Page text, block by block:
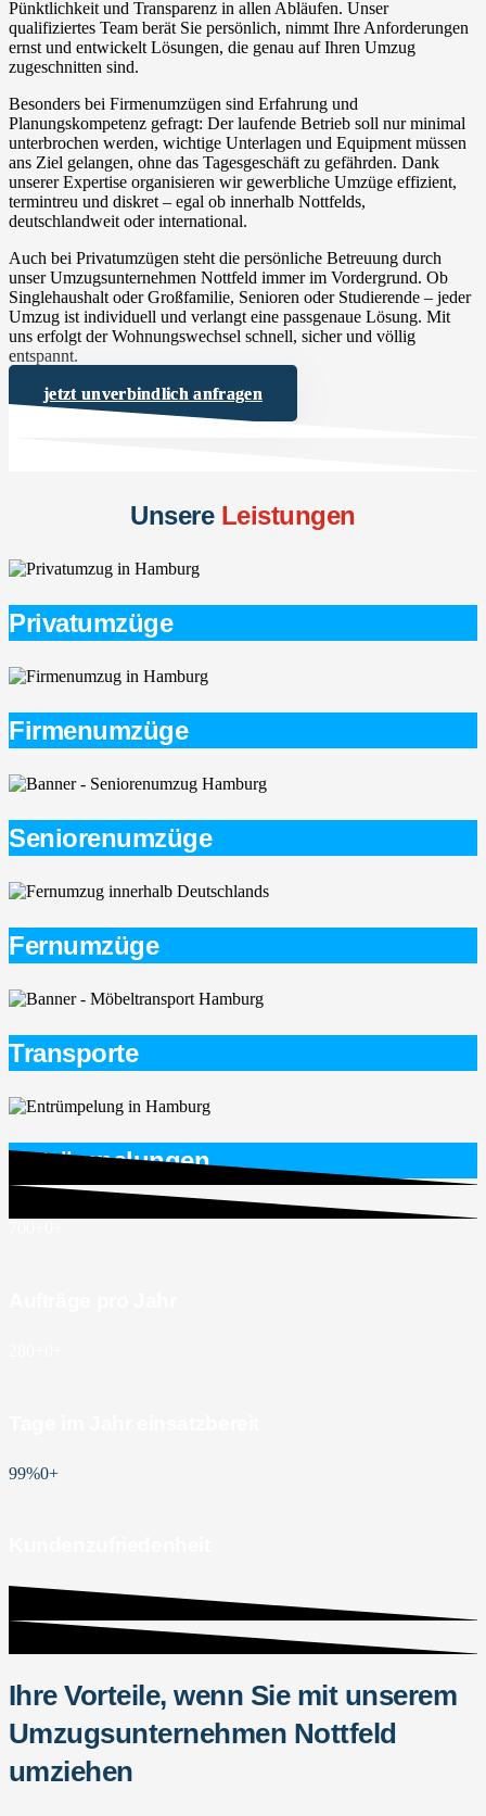
Pünktlichkeit und Transparenz in allen Abläufen. Unser
qualifiziertes Team berät Sie persönlich, nimmt Ihre Anforderungen
ernst und entwickelt Lösungen, die genau auf Ihren Umzug
zugeschnitten sind.
Besonders bei Firmenumzügen sind Erfahrung und
Planungskompetenz gefragt: Der laufende Betrieb soll nur minimal
unterbrochen werden, wichtige Unterlagen und Equipment müssen
ans Ziel gelangen, ohne das Tagesgeschäft zu gefährden. Dank
unserer Expertise organisieren wir gewerbliche Umzüge effizient,
termintreu und diskret – egal ob innerhalb Nottfelds,
deutschlandweit oder international.
Auch bei Privatumzügen steht die persönliche Betreuung durch
unser Umzugsunternehmen Nottfeld immer im Vordergrund. Ob
Singlehaushalt oder Großfamilie, Senioren oder Studierende – jeder
Umzug ist individuell und verlangt eine passgenaue Lösung. Mit
uns erfolgt der Wohnungswechsel schnell, sicher und völlig
entspannt.
jetzt unverbindlich anfragen
UnsereLeistungen
Privatumzüge
Firmenumzüge
Seniorenumzüge
Fernumzüge
Transporte
Entrümpelungen
99%0+
Ihre Vorteile, wenn Sie mit unserem
Umzugsunternehmen Nottfeld
umziehen